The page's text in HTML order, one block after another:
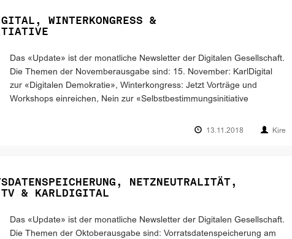
WINTERKONGRESS &
Das «Update» ist der monatliche Newsletter der Digitalen Gesellschaft.
Die Themen der Novemberausgabe sind: 15. November: KarlDigital
zur «Digitalen Demokratie», Winterkongress: Jetzt Vorträge und
Workshops einreichen, Nein zur «Selbstbestimmungsinitiative
13.11.2018 Kire
NETZNEUTRALITÄT,
TV & KARLDIGITAL
Das «Update» ist der monatliche Newsletter der Digitalen Gesellschaft.
Die Themen der Oktoberausgabe sind: Vorratsdatenspeicherung am